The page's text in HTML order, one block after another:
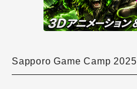
Sapporo Game Camp 2025